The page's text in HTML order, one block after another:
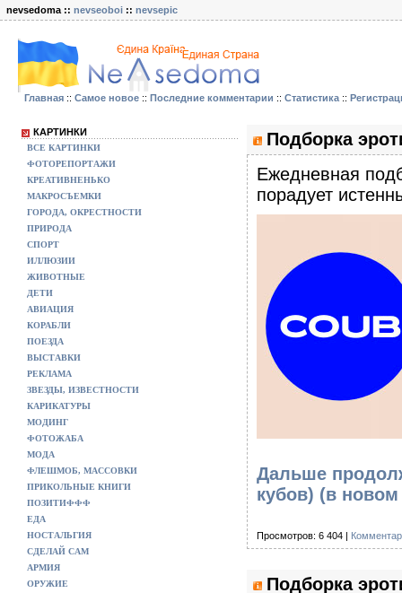
nevsedoma :: nevseoboi :: nevsepic
Главная :: Самое новое :: Последние комментарии :: Статистика ::
КАРТИНКИ
ВСЕ КАРТИНКИ
ФОТОРЕПОРТАЖИ
КРЕАТИВНЕНЬКО
МАКРОСЪЕМКИ
ГОРОДА, ОКРЕСТНОСТИ
ПРИРОДА
СПОРТ
ИЛЛЮЗИИ
ЖИВОТНЫЕ
ДЕТИ
АВИАЦИЯ
КОРАБЛИ
ПОЕЗДА
ВЫСТАВКИ
РЕКЛАМА
ЗВЕЗДЫ, ИЗВЕСТНОСТИ
КАРИКАТУРЫ
МОДИНГ
ФОТОЖАБА
МОДА
ФЛЕШМОБ, МАССОВКИ
ПРИКОЛЬНЫЕ КНИГИ
ПОЗИТИФФФ
ЕДА
НОСТАЛЬГИЯ
СДЕЛАЙ САМ
АРМИЯ
ОРУЖИЕ
Подборка
Eжедневная
порадует
Дальше
кубов) (в новом
Просмотров: 6 404 |
Подборка